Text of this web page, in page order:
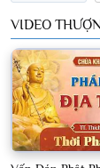
VIDEO